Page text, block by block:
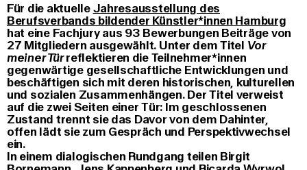
Für die aktuelleJahresausstellung des
Berufsverbands bildender Künstler*innen Hamburg
hat eine Fachjury aus 93 Bewerbungen Beiträge von
27 Mitgliedern ausgewählt. Unter dem Titel Vor
meiner Türreflektieren die Teilnehmer*innen
gegenwärtige gesellschaftliche Entwicklungen und
beschäftigen sich mit deren historischen, kulturellen
und sozialen Zusammenhängen. Der Titel verweist
auf die zwei Seiten einer Tür: Im geschlossenen
Zustand trennt sie das Davor von dem Dahinter,
offen lädt sie zum Gespräch und Perspektivwechsel
ein.
In einem dialogischen Rundgang teilen Birgit